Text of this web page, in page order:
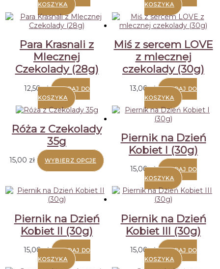
KOSZYKA
KOSZYKA
Para Krasnali z
Mlecznej
Czekolady (28g)
12,50zł
DODAJ DO
KOSZYKA
Miś z sercem LOVE
z mlecznej
czekolady (30g)
13,00zł
DODAJ DO
KOSZYKA
Róża z Czekolady
35g
15,00 zł WYBIERZ OPCJE
Ten
produkt
wiele
wariantów.
można
wybrać
stronie
produktu
Piernik na Dzień
Kobiet I (30g)
15,00zł
DODAJ DO
KOSZYKA
Piernik na Dzień
Kobiet II (30g)
15,00zł
DODAJ DO
KOSZYKA
Piernik na Dzień
Kobiet III (30g)
15,00zł
DODAJ DO
KOSZYKA